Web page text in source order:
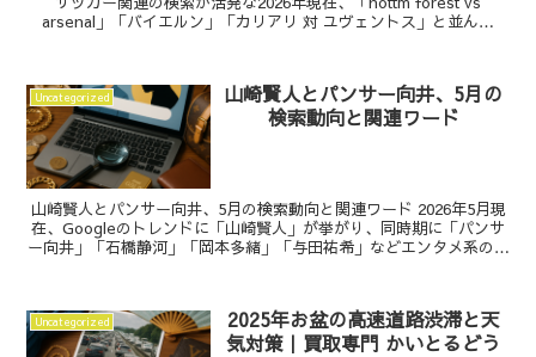
arsenal」「バイエルン」「カリアリ 対 ユヴェントス」と並んで
Uncategorized
山崎賢人とパンサー向井、5月の
検索動向と関連ワード
山崎賢人とパンサー向井、5月の検索動向と関連ワード 2026年5月現
在、Googleのトレンドに「山崎賢人」が挙がり、同時期に「パンサ
ー向井」「石橋静河」「岡本多緒」「与田祐希」などエンタメ系の名
Uncategorized
2025年お盆の高速道路渋滞と天
気対策｜買取専門 かいとるどう